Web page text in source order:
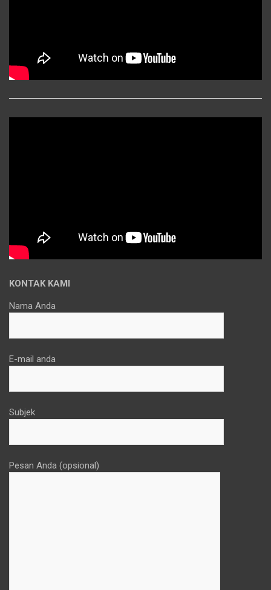
KONTAK KAMI
Nama Anda
E-mail anda
Subjek
Pesan Anda (opsional)